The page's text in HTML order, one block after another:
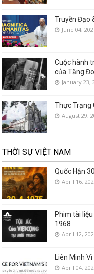
Truyền Đạo
June 04,
Cuộc hành
của Tăng
January 23,
Thực Trạng
August 29,
THỜI SỰ VIỆT NAM
Quốc Hận
April 16,
Phim tài
1968
April 12,
Liên Minh
April 04,